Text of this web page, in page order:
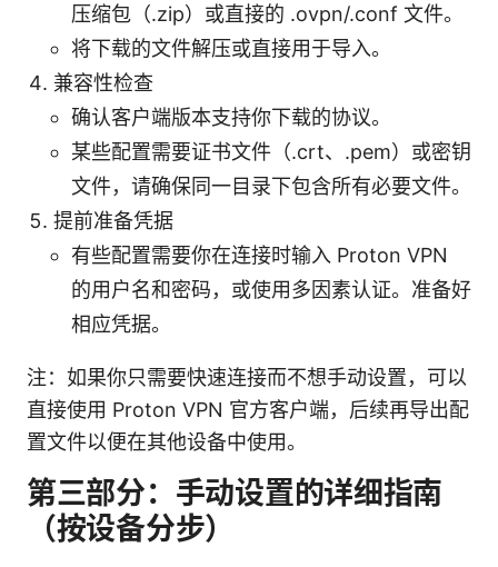
压缩包（.zip）或直接的 .ovpn/.conf 文件。
将下载的文件解压或直接用于导入。
兼容性检查
确认客户端版本支持你下载的协议。
某些配置需要证书文件（.crt、.pem）或密钥
文件，请确保同一目录下包含所有必要文件。
提前准备凭据
有些配置需要你在连接时输入 Proton VPN
的用户名和密码，或使用多因素认证。准备好
相应凭据。
注：如果你只需要快速连接而不想手动设置，可以
直接使用 Proton VPN 官方客户端，后续再导出配
置文件以便在其他设备中使用。
第三部分：手动设置的详细指南
（按设备分步）